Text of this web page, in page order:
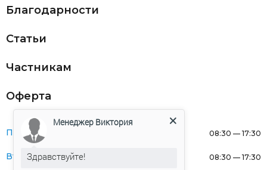
Благодарности
Статьи
Частникам
Оферта
Понедельник: 08:30 — 17:30
Вторник: 08:30 — 17:30
Менеджер Виктория
Здравствуйте!